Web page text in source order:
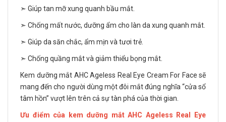
➣ Giúp tan mỡ xung quanh bầu mắt.
➣ Chống mất nước, dưỡng ẩm cho làn da xung quanh mắt.
➣ Giúp da săn chắc, ẩm mịn và tươi trẻ.
➣ Chống quầng mắt và giảm thiểu bọng mắt.
Kem dưỡng mắt AHC Ageless Real Eye Cream For Face sẽ
mang đến cho người dùng một đôi mắt đúng nghĩa “cửa sổ
tâm hồn” vượt lên trên cả sự tàn phá của thời gian.
Ưu điểm của kem dưỡng mắt AHC Ageless Real Eye